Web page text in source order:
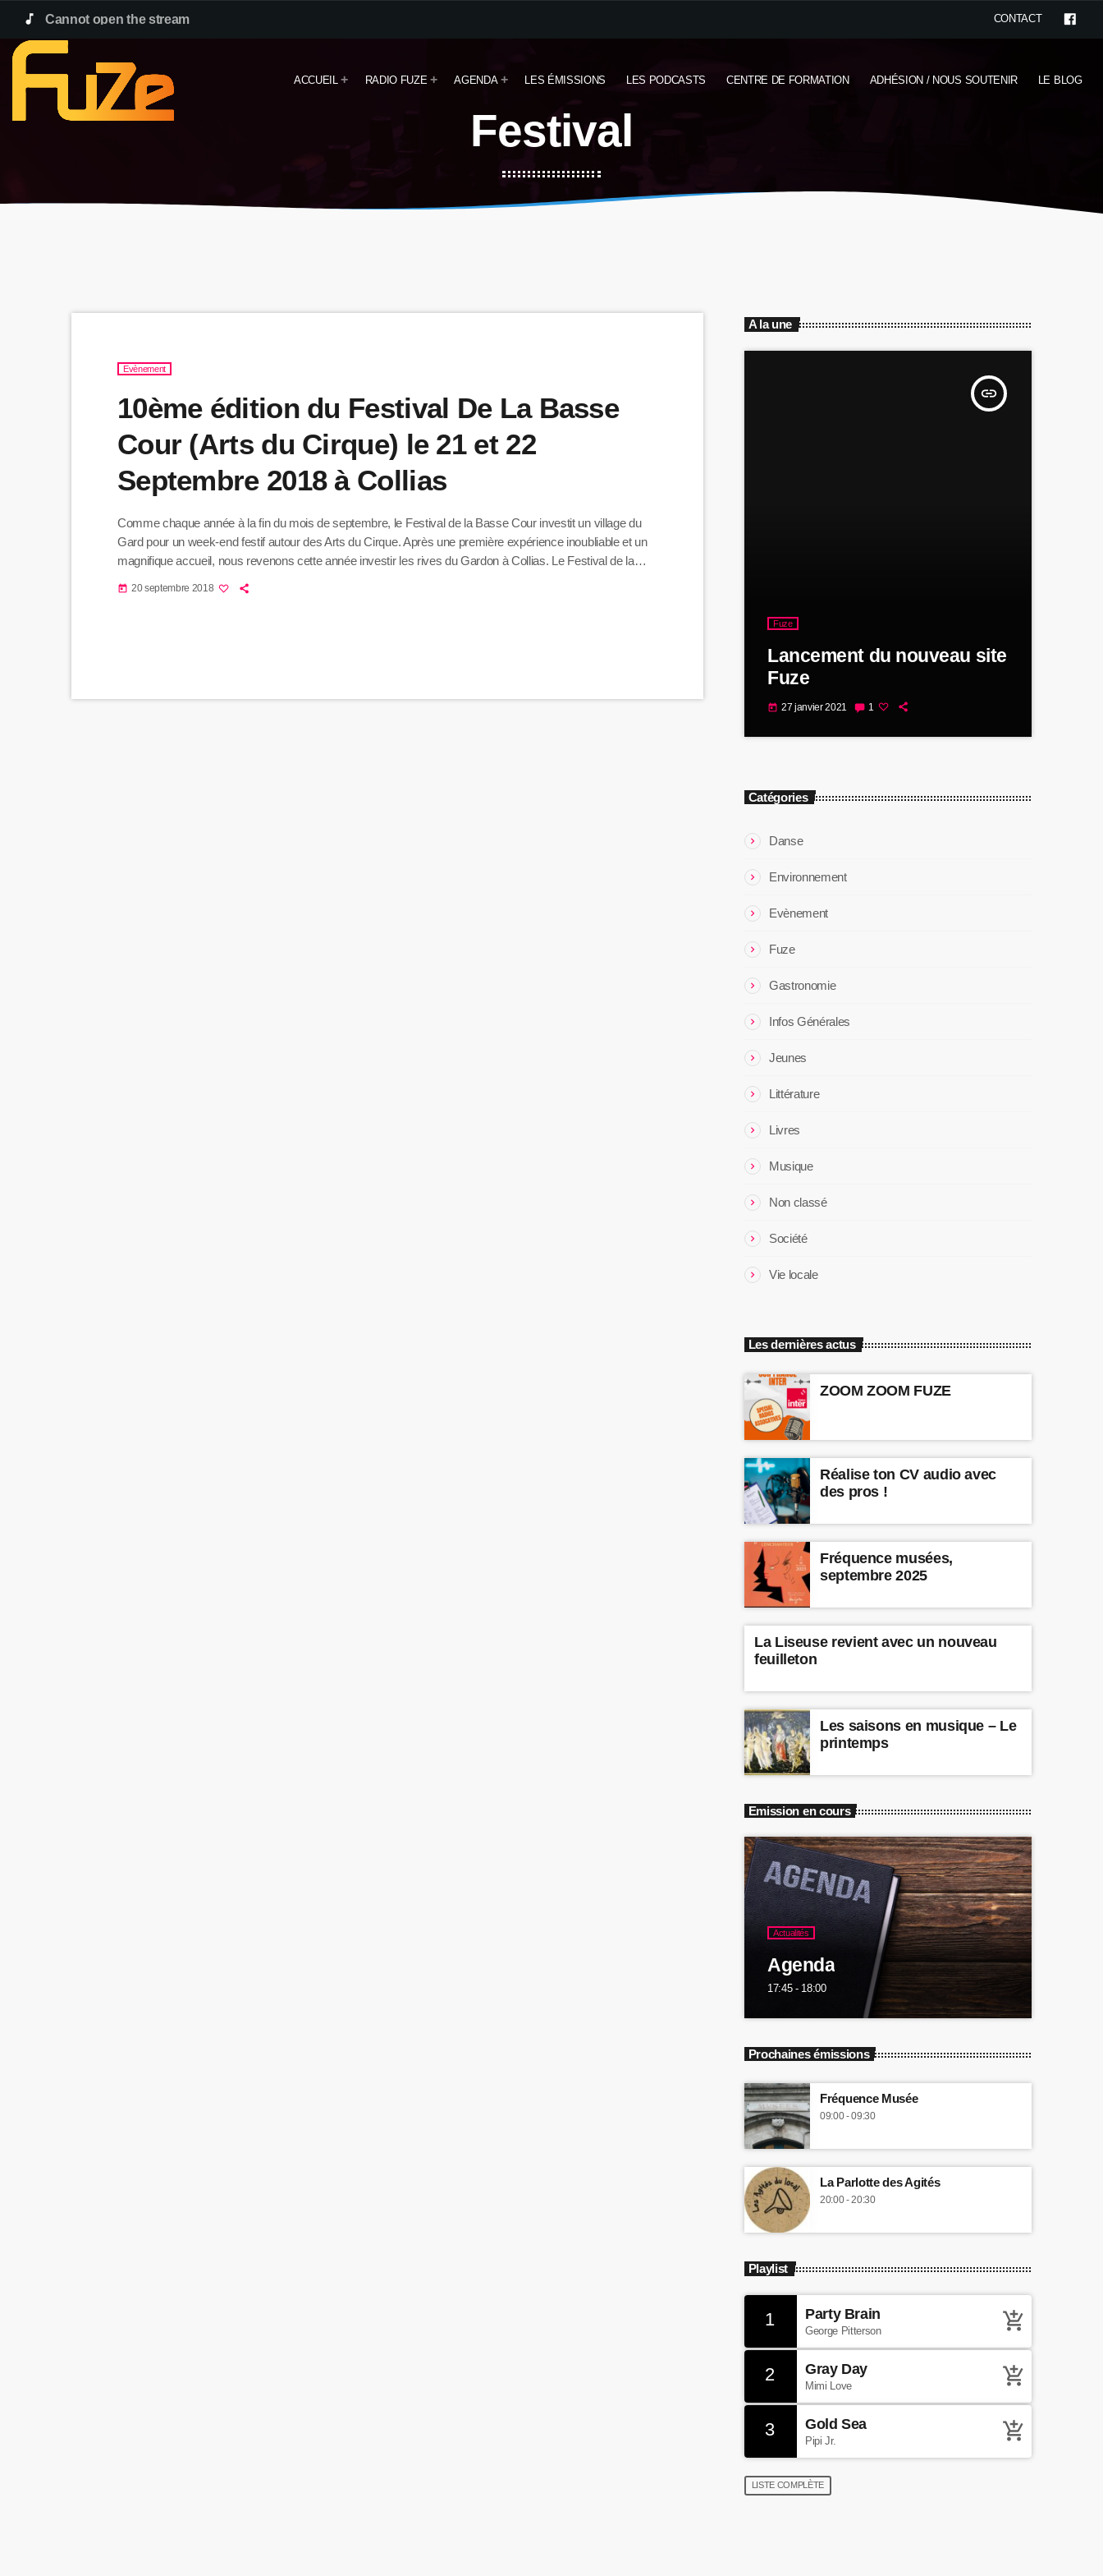
music_note Cannot open the stream CONTACT
ACCUEIL RADIO FUZE AGENDA LES ÉMISSIONS LES PODCASTS CENTRE DE FORMATION ADHÉSION / NOUS SOUTENIR LE BLOG
Festival
Evènement
10ème édition du Festival De La Basse
Cour (Arts du Cirque) le 21 et 22
Septembre 2018 à Collias
Comme chaque année à la fin du mois de septembre, le Festival de la Basse Cour investit un village du
Gard pour un week-end festif autour des Arts du Cirque. Après une première expérience inoubliable et un
magnifique accueil, nous revenons cette année investir les rives du Gardon à Collias. Le Festival de la
today 20 septembre 2018
A la une
insert_link
Fuze
Lancement du nouveau site
Fuze
today 27 janvier 2021 1
Catégories
Danse
Environnement
Evènement
Fuze
Gastronomie
Infos Générales
Jeunes
Littérature
Livres
Musique
Non classé
Société
Vie locale
Les dernières actus
ZOOM ZOOM FUZE
Réalise ton CV audio avec
des pros !
Fréquence musées,
septembre 2025
La Liseuse revient avec un nouveau
feuilleton
Les saisons en musique – Le
printemps
Emission en cours
Actualités
Agenda
17:45 - 18:00
Prochaines émissions
Fréquence Musée
09:00 - 09:30
La Parlotte des Agités
20:00 - 20:30
Playlist
1 Party Brain
George Pitterson add_shopping_cart
2 Gray Day
Mimi Love add_shopping_cart
3 Gold Sea
Pipi Jr. add_shopping_cart
LISTE COMPLÈTE